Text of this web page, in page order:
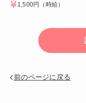
1,500円 （時給）
前のページに戻る